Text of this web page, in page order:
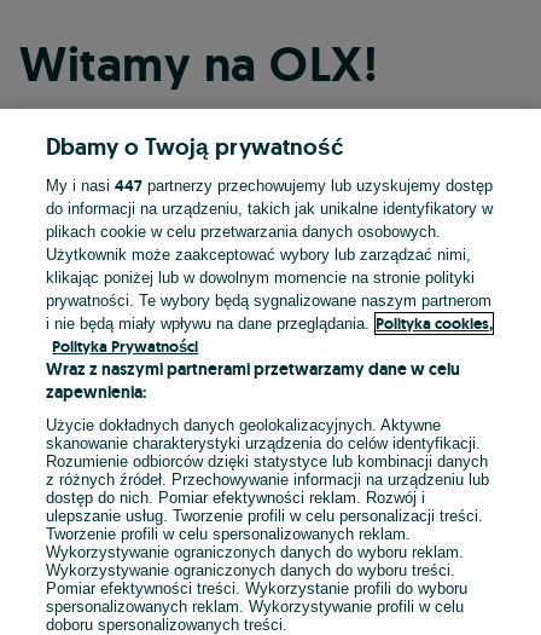
Witamy na OLX!
Kontynuuj przez Facebooka
Kontynuuj przez konto Apple
Kontynuuj przez konto Google
LUB
E-mail
Hasło
Dbamy o Twoją prywatność
My i nasi447 partnerzy przechowujemy lub uzyskujemy dostęp
do informacji na urządzeniu, takich jak unikalne identyfikatory w
plikach cookie w celu przetwarzania danych osobowych.
Użytkownik może zaakceptować wybory lub zarządzać nimi,
klikając poniżej lub w dowolnym momencie na stronie polityki
prywatności. Te wybory będą sygnalizowane naszym partnerom
i nie będą miały wpływu na dane przeglądania.
Polityka cookies,
Polityka Prywatności
Wraz z naszymi partnerami przetwarzamy dane w celu
zapewnienia:
Użycie dokładnych danych geolokalizacyjnych. Aktywne
skanowanie charakterystyki urządzenia do celów identyfikacji.
Rozumienie odbiorców dzięki statystyce lub kombinacji danych
z różnych źródeł. Przechowywanie informacji na urządzeniu lub
dostęp do nich. Pomiar efektywności reklam. Rozwój i
ulepszanie usług. Tworzenie profili w celu personalizacji treści.
Tworzenie profili w celu spersonalizowanych reklam.
Wykorzystywanie ograniczonych danych do wyboru reklam.
Wykorzystywanie ograniczonych danych do wyboru treści.
Pomiar efektywności treści. Wykorzystanie profili do wyboru
spersonalizowanych reklam. Wykorzystywanie profili w celu
doboru spersonalizowanych treści.